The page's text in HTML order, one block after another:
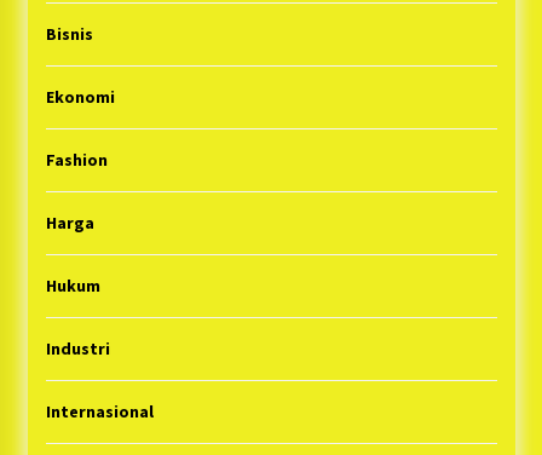
Bisnis
Ekonomi
Fashion
Harga
Hukum
Industri
Internasional